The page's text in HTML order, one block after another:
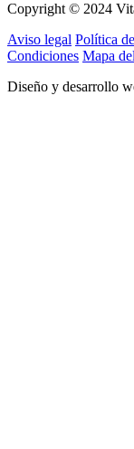
Copyright © 2024
Aviso legal Política
Condiciones Mapa
Diseño y desarrollo